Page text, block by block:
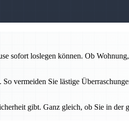
sofort loslegen können. Ob
vermeiden Sie lästige
gibt. Ganz gleich, ob Sie in der